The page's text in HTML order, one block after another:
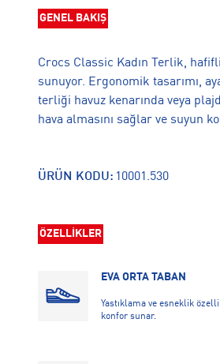
GENEL BAKIŞ
Crocs Classic Kadın Terlik,
sunuyor. Ergonomik tasarımı,
terliği havuz kenarında veya
hava almasını sağlar ve suyun
ÜRÜN KODU: 10001.530
ÖZELLİKLER
EVA ORTA TABAN
Yastıklama ve esneklik
konfor sunar.